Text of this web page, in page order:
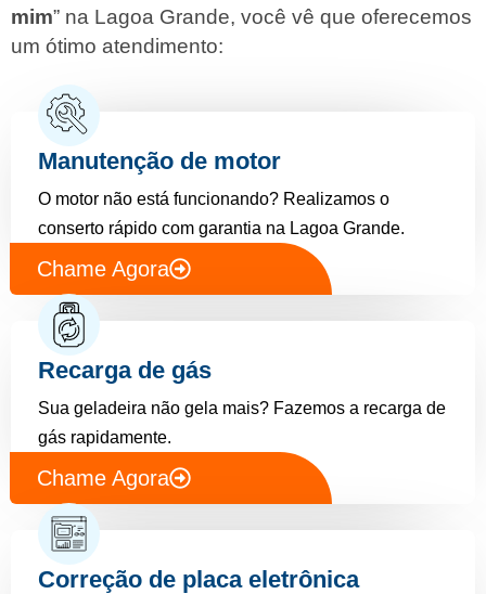
mim” na Lagoa Grande, você vê que oferecemos
um ótimo atendimento:
Manutenção de motor
O motor não está funcionando? Realizamos o
conserto rápido com garantia na Lagoa Grande.
Chame Agora
Recarga de gás
Sua geladeira não gela mais? Fazemos a recarga de
gás rapidamente.
Chame Agora
Correção de placa eletrônica